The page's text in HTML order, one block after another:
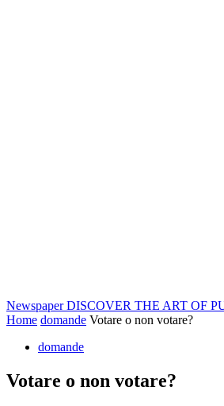
Newspaper DISCOVER THE ART OF
Home domande Votare o non votare?
domande
Votare o non votare?